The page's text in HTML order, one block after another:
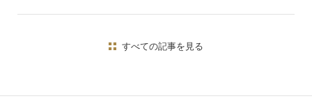
すべての記事を見る